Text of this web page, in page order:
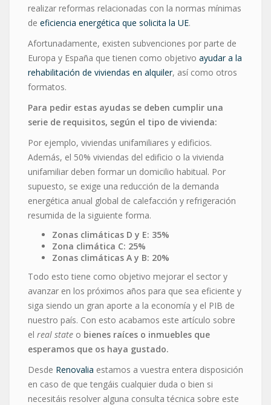
realizar reformas relacionadas con la normas mínimas
de eficiencia energética que solicita la UE.
Afortunadamente, existen subvenciones por parte de
Europa y España que tienen como objetivo ayudar a la
rehabilitación de viviendas en alquiler, así como otros
formatos.
Para pedir estas ayudas se deben cumplir una
serie de requisitos, según el tipo de vivienda:
Por ejemplo, viviendas unifamiliares y edificios.
Además, el 50% viviendas del edificio o la vivienda
unifamiliar deben formar un domicilio habitual. Por
supuesto, se exige una reducción de la demanda
energética anual global de calefacción y refrigeración
resumida de la siguiente forma.
Zonas climáticas D y E: 35%
Zona climática C: 25%
Zonas climáticas A y B: 20%
Todo esto tiene como objetivo mejorar el sector y
avanzar en los próximos años para que sea eficiente y
siga siendo un gran aporte a la economía y el PIB de
nuestro país. Con esto acabamos este artículo sobre
el real state o bienes raíces o inmuebles que
esperamos que os haya gustado.
Desde Renovalia estamos a vuestra entera disposición
en caso de que tengáis cualquier duda o bien si
necesitáis resolver alguna consulta técnica sobre este